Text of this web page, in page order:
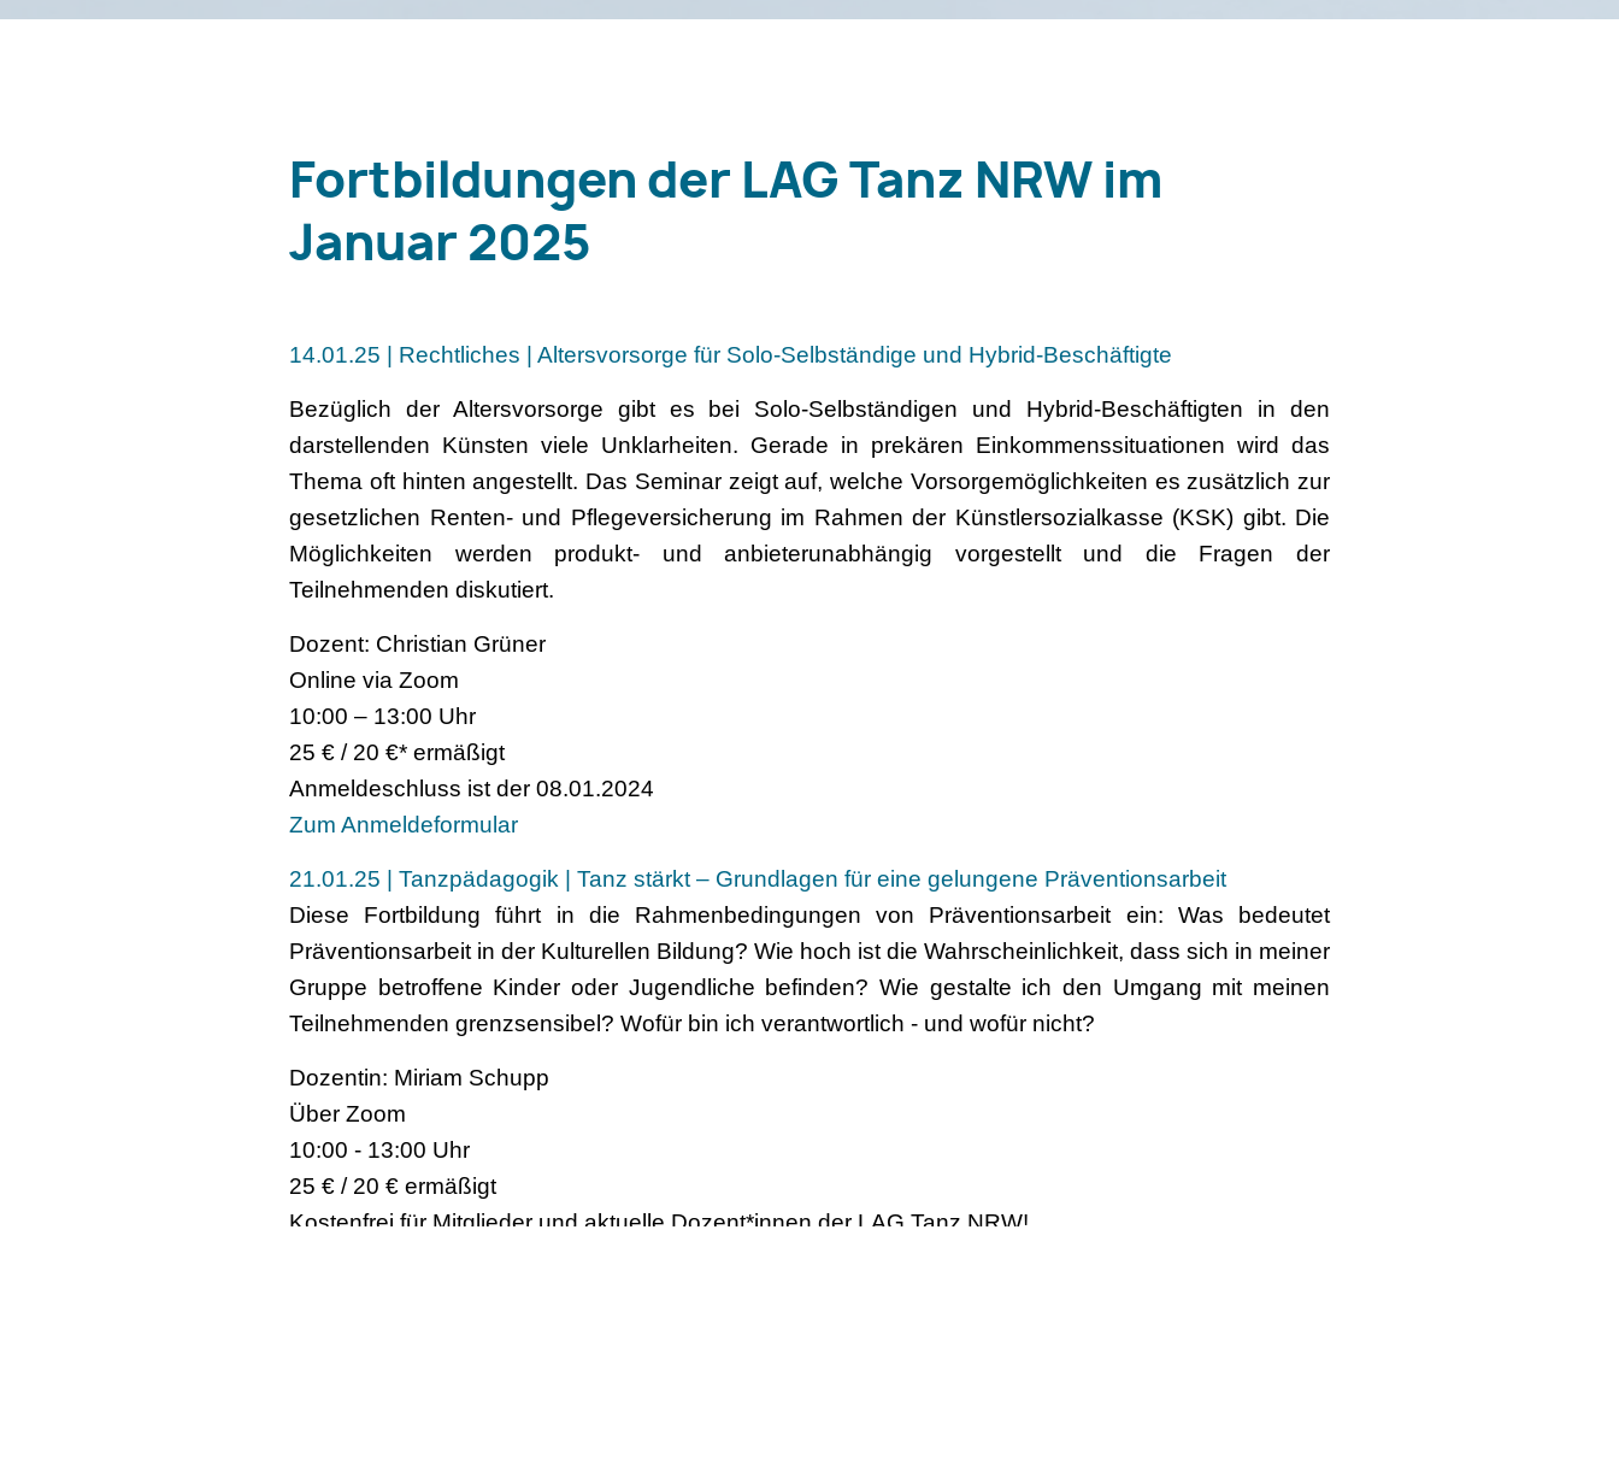
Fortbildungen der LAG Tanz NRW im
Januar 2025
14.01.25 | Rechtliches | Altersvorsorge für Solo-Selbständige und Hybrid-Beschäftigte
Bezüglich der Altersvorsorge gibt es bei Solo-Selbständigen und Hybrid-Beschäftigten in den
darstellenden Künsten viele Unklarheiten. Gerade in prekären Einkommenssituationen wird das
Thema oft hinten angestellt. Das Seminar zeigt auf, welche Vorsorgemöglichkeiten es zusätzlich zur
gesetzlichen Renten- und Pflegeversicherung im Rahmen der Künstlersozialkasse (KSK) gibt. Die
Möglichkeiten werden produkt- und anbieterunabhängig vorgestellt und die Fragen der
Teilnehmenden diskutiert.
Dozent: Christian Grüner
Online via Zoom
10:00 – 13:00 Uhr
25 € / 20 €* ermäßigt
Anmeldeschluss ist der 08.01.2024
Zum Anmeldeformular
21.01.25 | Tanzpädagogik | Tanz stärkt – Grundlagen für eine gelungene Präventionsarbeit
Diese Fortbildung führt in die Rahmenbedingungen von Präventionsarbeit ein: Was bedeutet
Präventionsarbeit in der Kulturellen Bildung? Wie hoch ist die Wahrscheinlichkeit, dass sich in meiner
Gruppe betroffene Kinder oder Jugendliche befinden? Wie gestalte ich den Umgang mit meinen
Teilnehmenden grenzsensibel? Wofür bin ich verantwortlich - und wofür nicht?
Dozentin: Miriam Schupp
Über Zoom
10:00 - 13:00 Uhr
25 € / 20 € ermäßigt
Kostenfrei für Mitglieder und aktuelle Dozent*innen der LAG Tanz NRW!